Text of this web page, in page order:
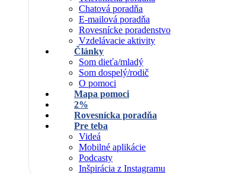
Chatová poradňa
E-mailová poradňa
Rovesnícke poradenstvo
Vzdelávacie aktivity
Články
Som dieťa/mladý
Som dospelý/rodič
O pomoci
Mapa pomoci
2%
Rovesnícka poradňa
Pre teba
Videá
Mobilné aplikácie
Podcasty
Inšpirácia z Instagramu